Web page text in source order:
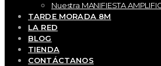
Nuestra MANIFIESTA
TARDE MORADA 8M
LA RED
BLOG
TIENDA
CONTÁCTANOS